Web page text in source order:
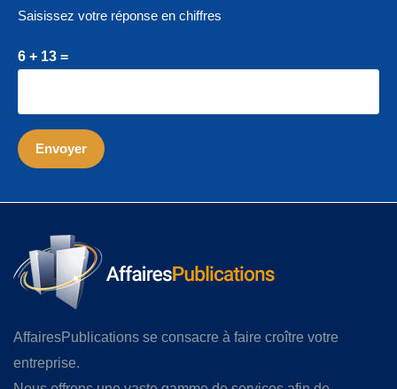
Saisissez votre réponse en chiffres
6 + 13 =
AffairesPublications se consacre à faire croître votre
entreprise.